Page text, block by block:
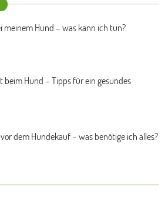
meinem Hund – was kann ich tun?
beim Hund – Tipps für ein gesundes
dem Hundekauf – was benötige ich alles?